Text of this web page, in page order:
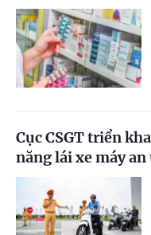
Cục CSGT triển
năng lái xe máy